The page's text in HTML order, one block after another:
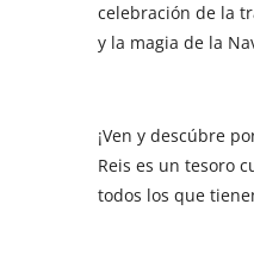
celebración de la
y la magia de la
¡Ven y descúbre
Reis es un tesoro
todos los que